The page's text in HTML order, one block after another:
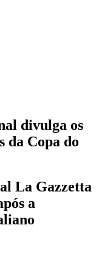
divulga os
da Copa do
La Gazzetta
a